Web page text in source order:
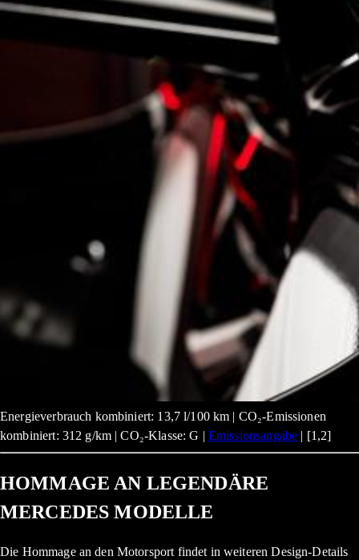
Energieverbrauch kombiniert: 13,7 l/100 km | CO₂-Emissionen
kombiniert: 312 g/km | CO₂-Klasse: G | Emissionsangabe | [1,2]
HOMMAGE AN LEGENDÄRE
MERCEDES MODELLE
Die Hommage an den Motorsport findet in weiteren Design-Details